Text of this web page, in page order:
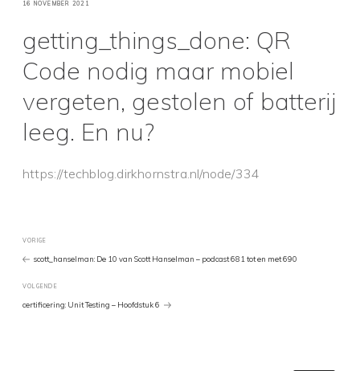
GEPLAATST
16 NOVEMBER 2021
getting_things_done: QR
Code nodig maar mobiel
vergeten, gestolen of batterij
leeg. En nu?
https://techblog.dirkhornstra.nl/node/334
Bericht
navigatie
Vorig
bericht
VORIGE
scott_hanselman: De 10 van Scott Hanselman – podcast 681 tot en met 690
Volgend
Bericht
VOLGENDE
certificering: Unit Testing – Hoofdstuk 6